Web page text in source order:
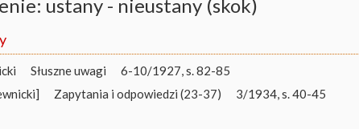
ustany - nieustany (skok)
Słuszne uwagi
6-10/1927, s. 82-85
Zapytania i odpowiedzi (23-37) 3/1934, s. 40-45